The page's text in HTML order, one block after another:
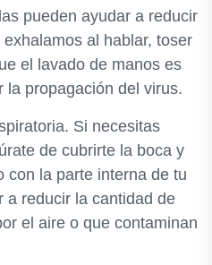
pueden ayudar a reducir
al hablar, toser
el lavado de manos es
la propagación del virus.
Si necesitas
de cubrirte la boca y
con la parte interna de tu
a reducir la cantidad de
el aire o que contaminan